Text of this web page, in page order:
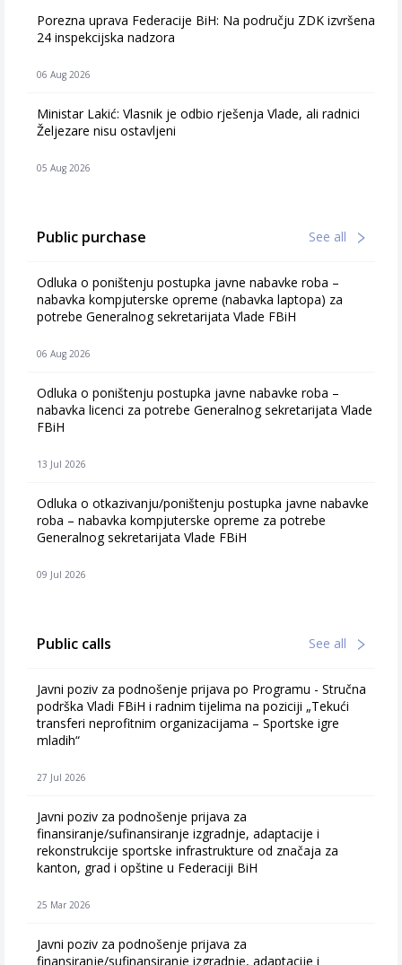
Porezna uprava Federacije BiH: Na području ZDK izvršena
24 inspekcijska nadzora
06 Aug 2026
Ministar Lakić: Vlasnik je odbio rješenja Vlade, ali radnici
Željezare nisu ostavljeni
05 Aug 2026
Public purchase See all
Odluka o poništenju postupka javne nabavke roba –
nabavka kompjuterske opreme (nabavka laptopa) za
potrebe Generalnog sekretarijata Vlade FBiH
06 Aug 2026
Odluka o poništenju postupka javne nabavke roba –
nabavka licenci za potrebe Generalnog sekretarijata Vlade
FBiH
13 Jul 2026
Odluka o otkazivanju/poništenju postupka javne nabavke
roba – nabavka kompjuterske opreme za potrebe
Generalnog sekretarijata Vlade FBiH
09 Jul 2026
Public calls See all
Javni poziv za podnošenje prijava po Programu - Stručna
podrška Vladi FBiH i radnim tijelima na poziciji „Tekući
transferi neprofitnim organizacijama – Sportske igre
mladih“
27 Jul 2026
Javni poziv za podnošenje prijava za
finansiranje/sufinansiranje izgradnje, adaptacije i
rekonstrukcije sportske infrastrukture od značaja za
kanton, grad i opštine u Federaciji BiH
25 Mar 2026
Javni poziv za podnošenje prijava za
finansiranje/sufinansiranje izgradnje, adaptacije i